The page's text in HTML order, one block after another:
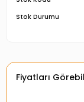
Stok Durumu
Fiyatları